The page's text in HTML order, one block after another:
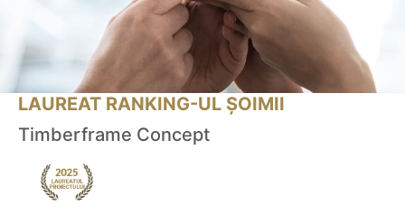
LAUREAT RANKING-UL ȘOIMII
Timberframe Concept